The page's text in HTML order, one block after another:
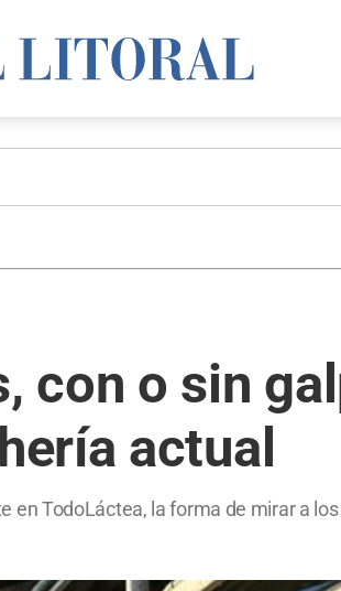
con o sin
actual
TodoLáctea, la forma de mirar a